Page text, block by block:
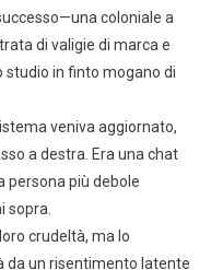
coloniale a
di valigie di marca e
studio in finto mogano di
veniva aggiornato,
a destra. Era una chat
persona più debole
sopra.
crudeltà, ma lo
da un risentimento latente